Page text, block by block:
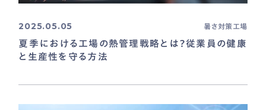
2025.05.05 暑さ対策工場
夏季における工場の熱管理戦略とは？従業員の健康
と生産性を守る方法